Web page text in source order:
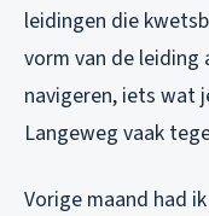
leidingen die
vorm van de leiding
navigeren, iets wat
Langeweg vaak
Vorige maand had